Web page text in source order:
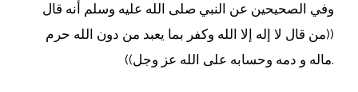
وفي الصحيحين عن النبي صلى الله عليه وسلم أنه قال
((من قال لا إله إلا الله وكفر بما يعبد من دون الله حرم
ماله و دمه وحسابه على الله عز وجل)).